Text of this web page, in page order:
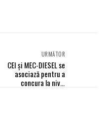
URMĂTOR
CEI și MEC-DIESEL se
asociază pentru a
concura la nivel